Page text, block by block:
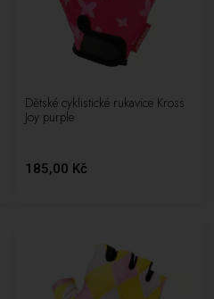
Dětské cyklistické rukavice Kross
Joy purple
185,00 Kč